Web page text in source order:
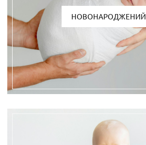
НОВОНАРОДЖЕНИЙ